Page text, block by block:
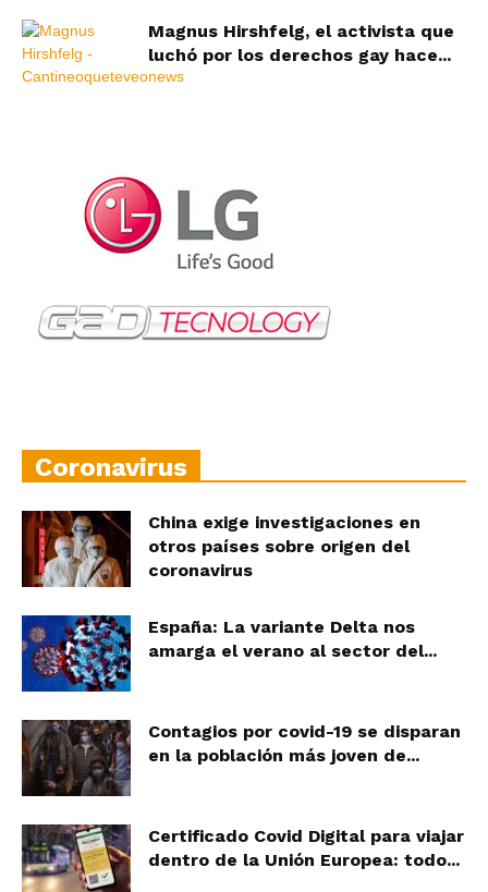
Magnus Hirshfelg, el activista que
luchó por los derechos gay hace...
Coronavirus
China exige investigaciones en
otros países sobre origen del
coronavirus
España: La variante Delta nos
amarga el verano al sector del...
Contagios por covid-19 se disparan
en la población más joven de...
Certificado Covid Digital para viajar
dentro de la Unión Europea: todo...